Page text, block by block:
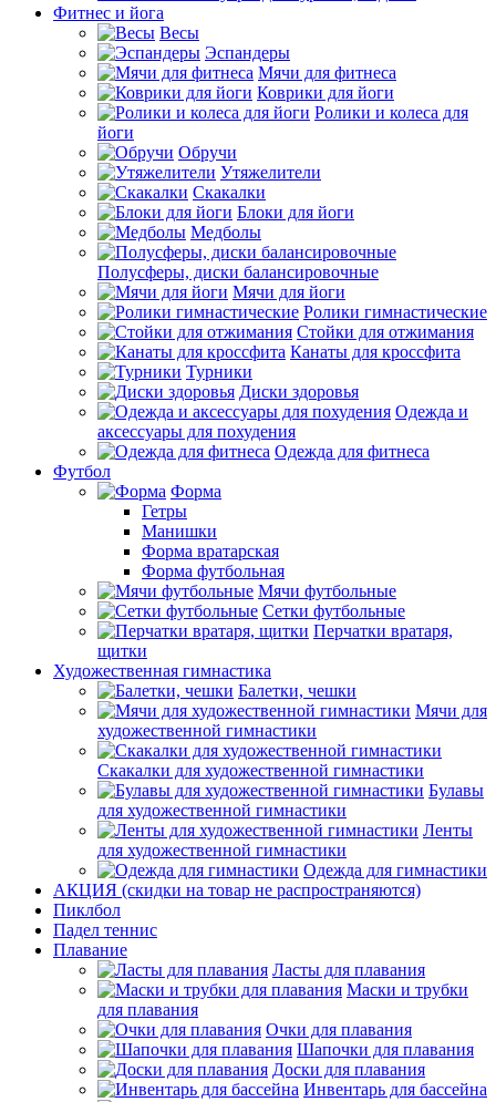
Фитнес и йога
Весы
Эспандеры
Мячи для фитнеса
Коврики для йоги
Ролики и колеса для
йоги
Обручи
Утяжелители
Скакалки
Блоки для йоги
Медболы
Полусферы, диски балансировочные
Мячи для йоги
Ролики гимнастические
Стойки для отжимания
Канаты для кроссфита
Турники
Диски здоровья
Одежда и
аксессуары для похудения
Одежда для фитнеса
Футбол
Форма
Гетры
Манишки
Форма вратарская
Форма футбольная
Мячи футбольные
Сетки футбольные
Перчатки вратаря,
щитки
Художественная гимнастика
Балетки, чешки
Мячи для
художественной гимнастики
Скакалки для художественной гимнастики
Булавы
для художественной гимнастики
Ленты
для художественной гимнастики
Одежда для гимнастики
АКЦИЯ (скидки на товар не распространяются)
Пиклбол
Падел теннис
Плавание
Ласты для плавания
Маски и трубки
для плавания
Очки для плавания
Шапочки для плавания
Доски для плавания
Инвентарь для бассейна